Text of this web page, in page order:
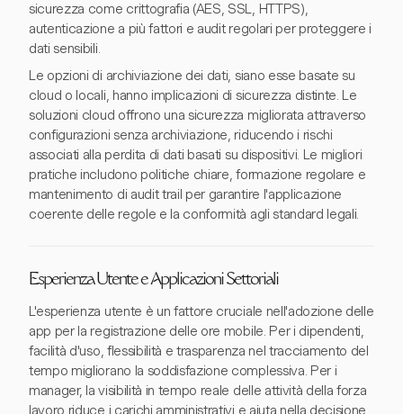
sicurezza come crittografia (AES, SSL, HTTPS),
autenticazione a più fattori e audit regolari per proteggere i
dati sensibili.
Le opzioni di archiviazione dei dati, siano esse basate su
cloud o locali, hanno implicazioni di sicurezza distinte. Le
soluzioni cloud offrono una sicurezza migliorata attraverso
configurazioni senza archiviazione, riducendo i rischi
associati alla perdita di dati basati su dispositivi. Le migliori
pratiche includono politiche chiare, formazione regolare e
mantenimento di audit trail per garantire l'applicazione
coerente delle regole e la conformità agli standard legali.
Esperienza Utente e Applicazioni Settoriali
L'esperienza utente è un fattore cruciale nell'adozione delle
app per la registrazione delle ore mobile. Per i dipendenti,
facilità d'uso, flessibilità e trasparenza nel tracciamento del
tempo migliorano la soddisfazione complessiva. Per i
manager, la visibilità in tempo reale delle attività della forza
lavoro riduce i carichi amministrativi e aiuta nella decisione